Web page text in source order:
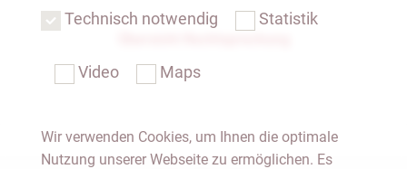
Technisch notwendig Statistik
Video Maps
Wir verwenden Cookies, um Ihnen die optimale
Nutzung unserer Webseite zu ermöglichen. Es